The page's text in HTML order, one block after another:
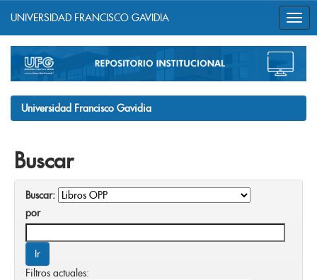
navigation
UNIVERSIDAD FRANCISCO GAVIDIA
Universidad Francisco Gavidia
Buscar
Buscar:
por
Filtros actuales: